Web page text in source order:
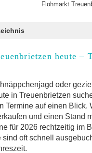
Flohmarkt
Treuenbrietzen
Typen gibt
Termine für
Treuenbrietzen als
heute –
oder
in Treuenbrietzen
Termine auf einen Blick.
und einen Stand
für 2026 rechtzeitig im
sind oft schnell